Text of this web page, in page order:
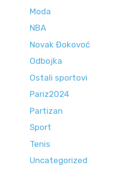
Moda
NBA
Novak Đokovoć
Odbojka
Ostali sportovi
Pariz2024
Partizan
Sport
Tenis
Uncategorized